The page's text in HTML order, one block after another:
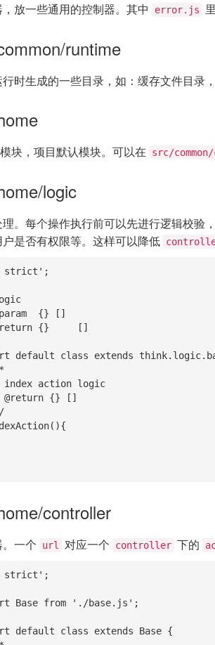
放一些通用的控制器。其中 error.js
runtime
时生成的一些目录，如：缓存文件目录
模块，项目默认模块。可以在 src/
logic
。每个操作执行前可以先进行逻辑校验
户是否有权限等。这样可以降低
strict';
default class extends
controller
一个 url 对应一个 controller 下的
strict';
Base from './base.js';
default class extends Base {